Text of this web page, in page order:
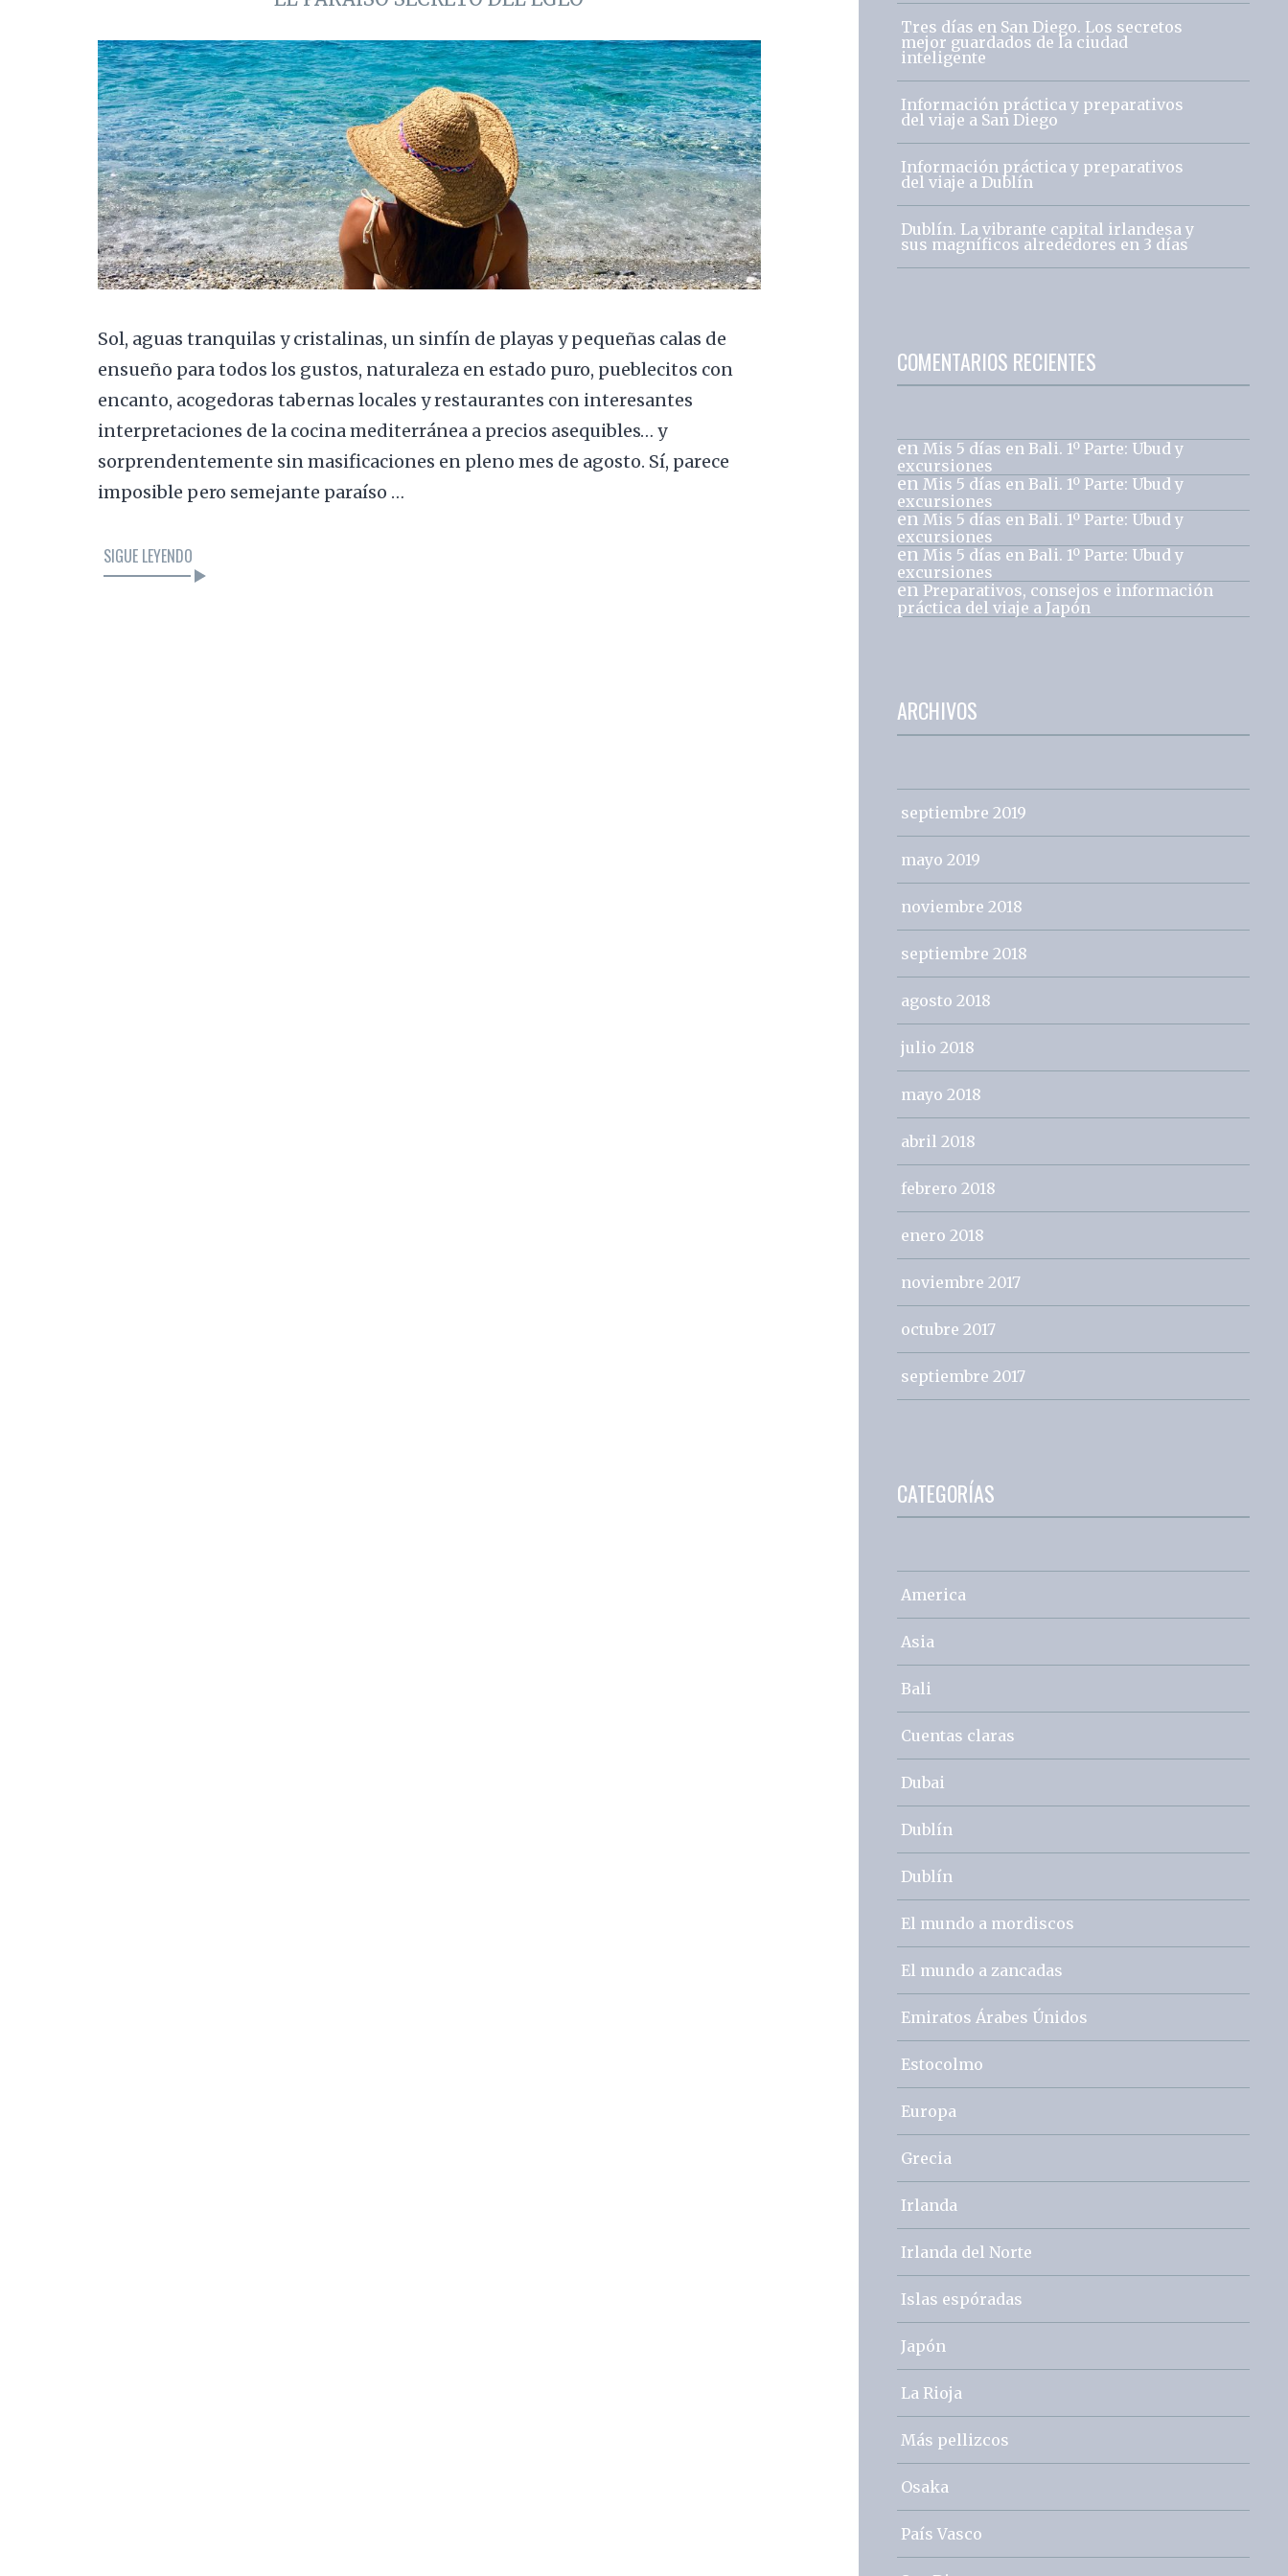
Sol, aguas tranquilas y cristalinas, un sinfín de playas y pequeñas calas de
ensueño para todos los gustos, naturaleza en estado puro, pueblecitos con
encanto, acogedoras tabernas locales y restaurantes con interesantes
interpretaciones de la cocina mediterránea a precios asequibles… y
sorprendentemente sin masificaciones en pleno mes de agosto. Sí, parece
imposible pero semejante paraíso …
SIGUE LEYENDO
Tres días en San Diego. Los secretos
mejor guardados de la ciudad
inteligente
Información práctica y preparativos
del viaje a San Diego
Información práctica y preparativos
del viaje a Dublín
Dublín. La vibrante capital irlandesa y
sus magníficos alrededores en 3 días
COMENTARIOS RECIENTES
en Mis 5 días en Bali. 1º Parte: Ubud y
excursiones
en Mis 5 días en Bali. 1º Parte: Ubud y
excursiones
en Mis 5 días en Bali. 1º Parte: Ubud y
excursiones
en Mis 5 días en Bali. 1º Parte: Ubud y
excursiones
en Preparativos, consejos e información
práctica del viaje a Japón
ARCHIVOS
septiembre 2019
mayo 2019
noviembre 2018
septiembre 2018
agosto 2018
julio 2018
mayo 2018
abril 2018
febrero 2018
enero 2018
noviembre 2017
octubre 2017
septiembre 2017
CATEGORÍAS
America
Asia
Bali
Cuentas claras
Dubai
Dublín
Dublín
El mundo a mordiscos
El mundo a zancadas
Emiratos Árabes Únidos
Estocolmo
Europa
Grecia
Irlanda
Irlanda del Norte
Islas espóradas
Japón
La Rioja
Más pellizcos
Osaka
País Vasco